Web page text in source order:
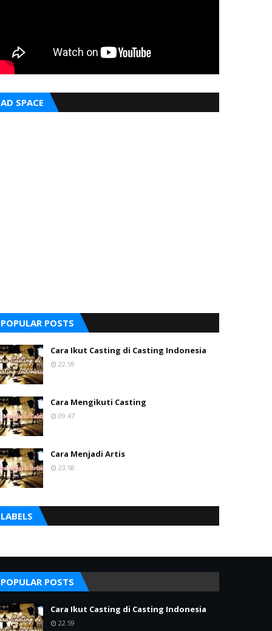
AD SPACE
POPULAR POSTS
Cara Ikut Casting di Casting Indonesia
22.59
Cara Mengikuti Casting
09.47
Cara Menjadi Artis
23.58
LABELS
POPULAR POSTS
Cara Ikut Casting di Casting Indonesia
22.59